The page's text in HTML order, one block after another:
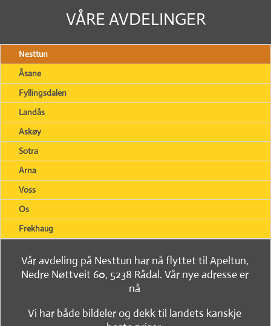
VÅRE AVDELINGER
Nesttun
Åsane
Fyllingsdalen
Landås
Askøy
Sotra
Arna
Voss
Os
Frekhaug
Vår avdeling på Nesttun har nå flyttet til Apeltun,
Nedre Nøttveit 60, 5238 Rådal. Vår nye adresse er
nå
Vi har både bildeler og dekk til landets kanskje